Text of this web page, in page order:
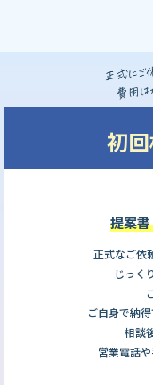
初
提案
正式なご依
じっく
ご自身で納
相談
営業電話